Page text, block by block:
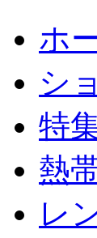
ホ
シ
特
熱
レ